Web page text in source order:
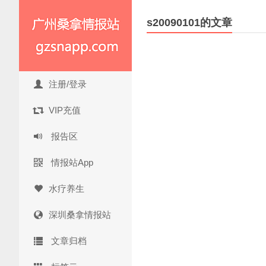
注册/登录
VIP充值
报告区
情报站App
水疗养生
深圳桑拿情报站
文章归档
s20090101的文章